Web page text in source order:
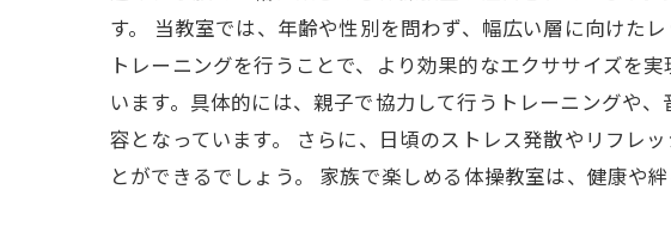
す。 当教室では、年齢や性別を問わず、幅広い層に向けた
トレーニングを行うことで、より効果的なエクササイズを
います。具体的には、親子で協力して行うトレーニングや
容となっています。 さらに、日頃のストレス発散やリフレ
とができるでしょう。 家族で楽しめる体操教室は、健康や